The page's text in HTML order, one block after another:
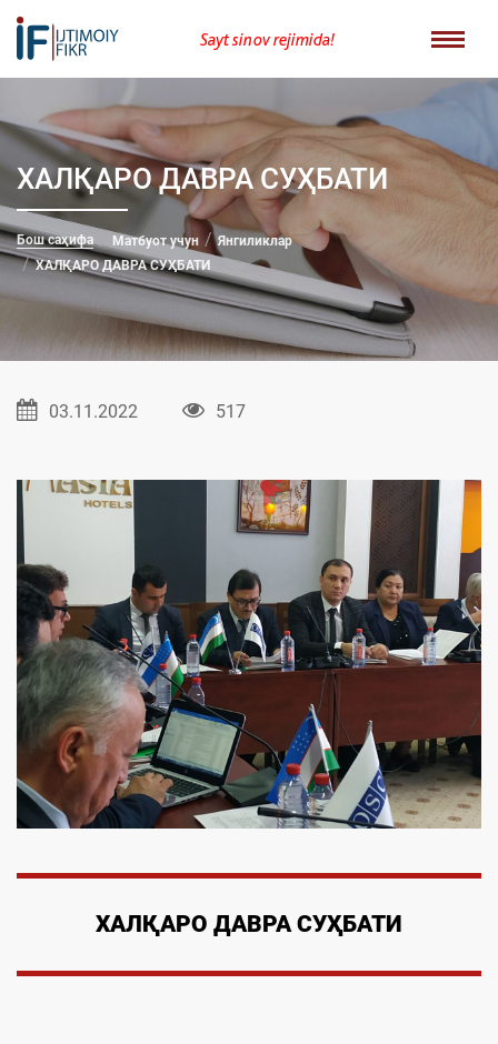
Sayt sinov rejimida!
ХАЛҚАРО ДАВРА СУҲБАТИ
Бош саҳифа Матбуот учун
Янгиликлар
ХАЛҚАРО ДАВРА СУҲБАТИ
03.11.2022 517
ХАЛҚАРО ДАВРА СУҲБАТИ